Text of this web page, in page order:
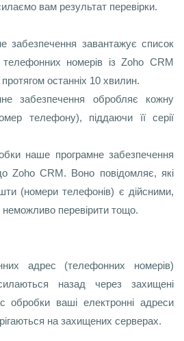
вам результат перевірки.
забезпечення завантажує список
номерів із Zoho CRM
останніх 10 хвилин.
забезпечення обробляє кожну
телефону), піддаючи її серії
наше програмне забезпечення
Zoho CRM. Воно повідомляє, які
(номери телефонів) є дійсними,
перевірити тощо.
адрес (телефонних номерів)
назад через захищені
обробки ваші електронні адреси
на захищених серверах.